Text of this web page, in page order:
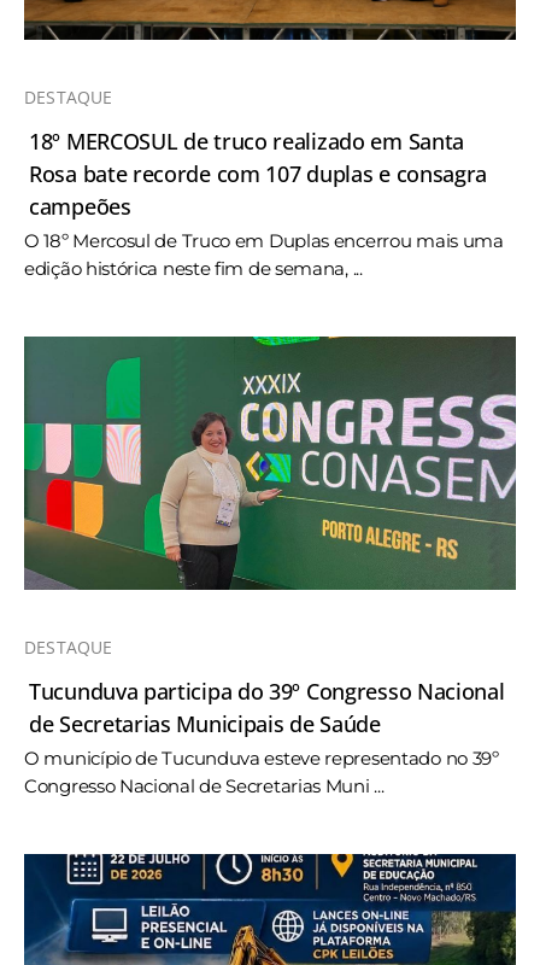
DESTAQUE
18º MERCOSUL de truco realizado em Santa
Rosa bate recorde com 107 duplas e consagra
campeões
O 18º Mercosul de Truco em Duplas encerrou mais uma
edição histórica neste fim de semana, ...
DESTAQUE
Tucunduva participa do 39º Congresso Nacional
de Secretarias Municipais de Saúde
O município de Tucunduva esteve representado no 39º
Congresso Nacional de Secretarias Muni ...